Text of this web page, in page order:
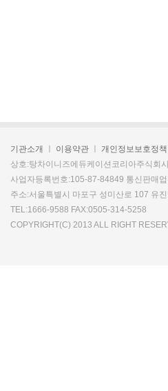
기관소개 이용약관
개인정보보호정책
상호:탕차이니즈에듀케이션코리아주식회
사업자등록번호:105-87-84849 통신판매
주소:서울특별시 마포구 성미산로 107 유
TEL:1666-9588 FAX:0505-314-5258
COPYRIGHT(C) 2013 ALL RIGHT